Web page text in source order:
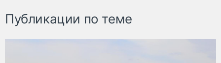
Публикации по теме